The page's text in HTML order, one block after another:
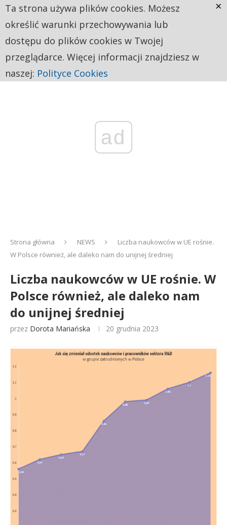
ad
Strona główna NEWS
Liczba naukowców w UE rośnie.
W Polsce również, ale daleko nam do unijnej średniej
Liczba naukowców w UE rośnie. W
Polsce również, ale daleko nam
do unijnej średniej
przez Dorota Mariańska 20 grudnia 2023
Ta strona używa plików cookies. Możesz
określić warunki przechowywania lub
dostępu do plików cookies w Twojej
przeglądarce. Więcej informacji znajdziesz w
naszej: Polityce Cookies
×